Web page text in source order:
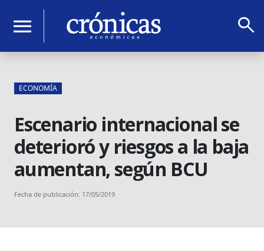
menu search
ECONOMÍA
Escenario internacional se
deterioró y riesgos a la baja
aumentan, según BCU
Fecha de publicación: 17/05/2019